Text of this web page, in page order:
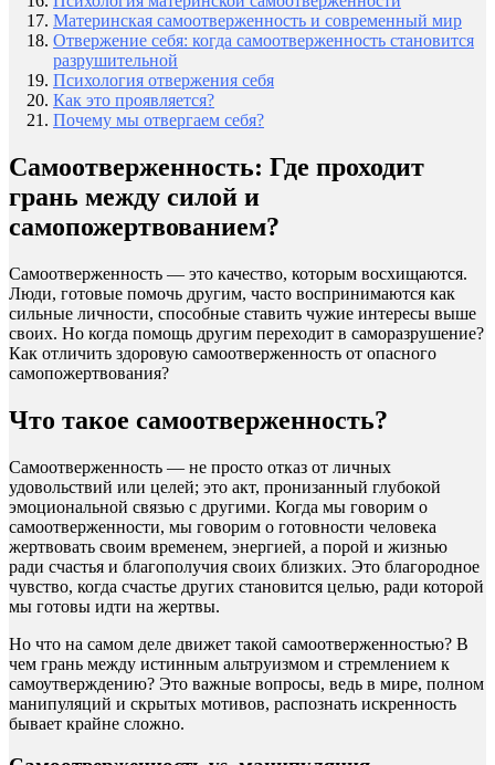
Материнская самоотверженность и современный мир
Отвержение себя: когда самоотверженность становится
разрушительной
Психология отвержения себя
Как это проявляется?
Почему мы отвергаем себя?
Самоотверженность: Где проходит
грань между силой и
самопожертвованием?
Самоотверженность — это качество, которым восхищаются.
Люди, готовые помочь другим, часто воспринимаются как
сильные личности, способные ставить чужие интересы выше
своих. Но когда помощь другим переходит в саморазрушение?
Как отличить здоровую самоотверженность от опасного
самопожертвования?
Что такое самоотверженность?
Самоотверженность — не просто отказ от личных
удовольствий или целей; это акт, пронизанный глубокой
эмоциональной связью с другими. Когда мы говорим о
самоотверженности, мы говорим о готовности человека
жертвовать своим временем, энергией, а порой и жизнью
ради счастья и благополучия своих близких. Это благородное
чувство, когда счастье других становится целью, ради которой
мы готовы идти на жертвы.
Но что на самом деле движет такой самоотверженностью? В
чем грань между истинным альтруизмом и стремлением к
самоутверждению? Это важные вопросы, ведь в мире, полном
манипуляций и скрытых мотивов, распознать искренность
бывает крайне сложно.